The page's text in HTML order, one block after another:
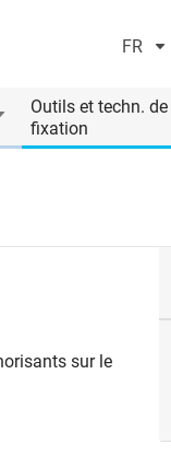
FR
Outils et techn. de
fixation
sur le